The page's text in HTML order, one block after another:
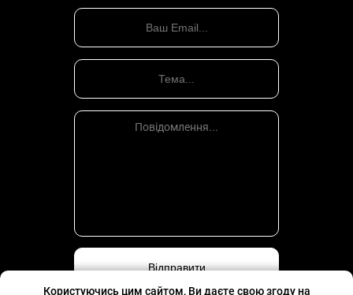
Користуючись цим сайтом, Ви даєте свою згоду на